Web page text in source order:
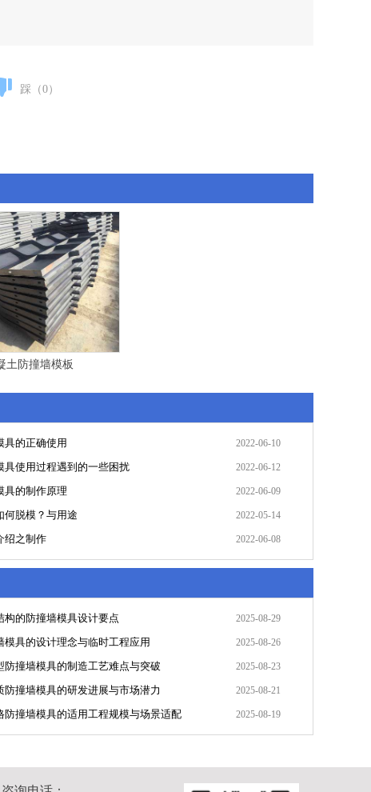
踩（0）
土防撞墙模板
2022-06-10
具的正确使用
2022-06-12
具使用过程遇到的一些困扰
2022-06-09
具的制作原理
2022-05-14
何脱模？与用途
2022-06-08
绍之制作
2025-08-29
构的防撞墙模具设计要点
2025-08-26
模具的设计理念与临时工程应用
2025-08-23
防撞墙模具的制造工艺难点与突破
2025-08-21
防撞墙模具的研发进展与市场潜力
2025-08-19
防撞墙模具的适用工程规模与场景适配